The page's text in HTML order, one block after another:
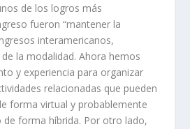
de los logros más
fueron “mantener la
interamericanos,
la modalidad. Ahora hemos
y experiencia para organizar
relacionadas que pueden
forma virtual y probablemente
de forma híbrida. Por otro lado,